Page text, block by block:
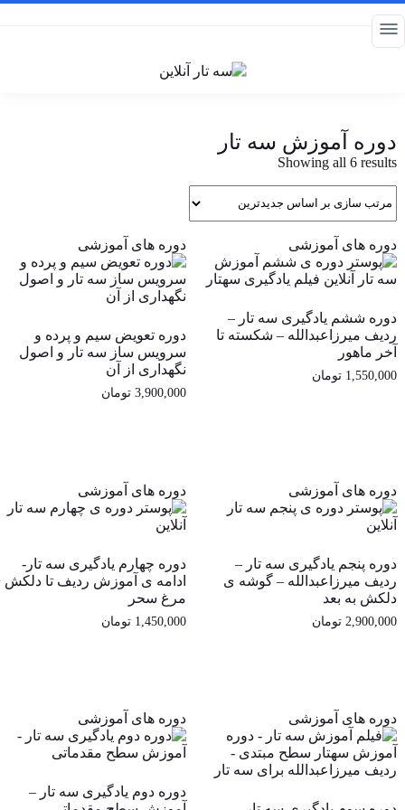
دوره آموزش سه تار
Showing all 6 results
دوره های آموزشی
دوره ششم یادگیری سه تار –
ردیف میرزاعبدالله – شکسته تا
آخر ماهور
1,550,000 تومان
دوره های آموزشی
دوره تعویض سیم و پرده و
سرویس ساز سه تار و اصول
نگهداری از آن
3,900,000 تومان
دوره های آموزشی
دوره پنجم یادگیری سه تار –
ردیف میرزاعبدالله – گوشه ی
دلکش به بعد
2,900,000 تومان
دوره های آموزشی
دوره چهارم یادگیری سه تار-
ادامه ی آموزش ردیف تا دلکش
مرغ سحر
1,450,000 تومان
دوره های آموزشی دوره های آموزشی
دوره دوم یادگیری سه تار –